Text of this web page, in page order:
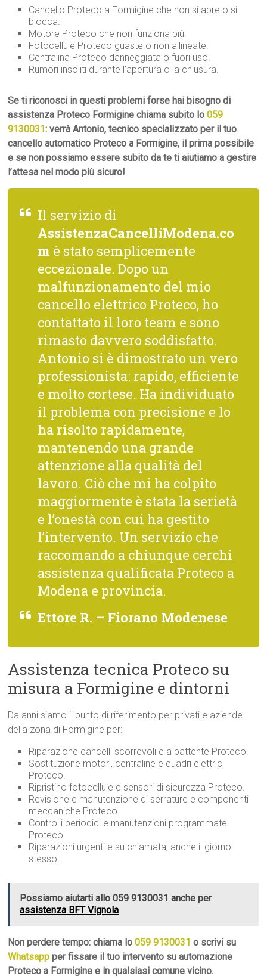
Cancello Proteco a Formigine che non si apre o si
blocca.
Motore Proteco che non funziona più.
Fotocellule Proteco guaste o non allineate.
Centralina Proteco danneggiata o fuori uso.
Rumori insoliti durante l’apertura o la chiusura.
Se ti riconosci in questi problemi forse hai bisogno di
assistenza Proteco Formigine chiama subito lo059
9130031: verrà Antonio, tecnico specializzato per il tuo
cancello automatico Proteco a Formigine, il prima possibile
e se non possiamo essere subito da te ti aiutiamo a gestire
l’attesa nel modo più sicuro!
Il servizio di
AssistenzaCancelliModena.co
m è stato semplicemente
eccezionale. Dopo un
malfunzionamento del mio
cancello elettrico Proteco, ho
contattato il loro team e sono
rimasto davvero soddisfatto.
Antonio si è dimostrato un vero
professionista: rapido, efficiente
e molto cortese. Ha individuato
il problema con precisione e lo
ha risolto rapidamente,
mantenendo una grande
attenzione alla qualità del
lavoro. Ciò che mi ha colpito
maggiormente è stata la serietà
e l’onestà con cui ha gestito
l’intervento. Un servizio che
raccomando a chiunque cerchi
assistenza qualificata Proteco a
Modena e provincia.
Ettore R. – Fiorano Modenese
Assistenza tecnica Proteco su
misura a Formigine e dintorni
Da anni siamo il punto di riferimento per privati e aziende
della zona di Formigine per:
Riparazione cancelli scorrevoli e a battente Proteco.
Sostituzione motori, centraline e quadri elettrici
Proteco.
Ripristino fotocellule e sensori di sicurezza Proteco.
Revisione e manutenzione di serrature e componenti
meccaniche Proteco.
Controlli periodici e manutenzioni programmate
Proteco.
Riparazioni urgenti e su chiamata, anche il giorno
stesso.
Possiamo aiutarti allo 059 9130031 anche per
assistenza BFT Vignola
Non perdere tempo: chiama lo059 9130031 o scrivi su
Whatsapp per fissare il tuo intervento su automazione
Proteco a Formigine e in qualsiasi comune vicino.